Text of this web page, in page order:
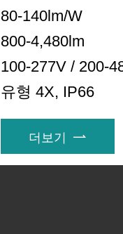
80-140lm/W
800-4,480lm
100-277V / 200-
유형 4X, IP66
더보기 